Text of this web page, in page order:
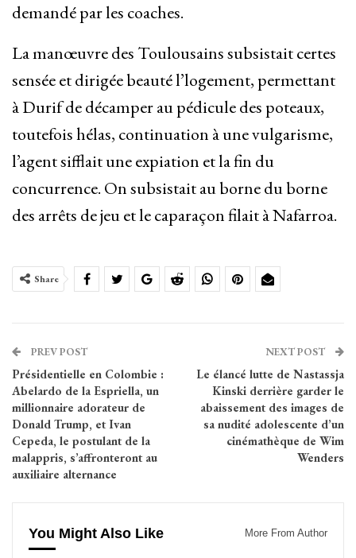
demandé par les coaches.
La manœuvre des Toulousains subsistait certes
sensée et dirigée beauté l’logement, permettant
à Durif de décamper au pédicule des poteaux,
toutefois hélas, continuation à une vulgarisme,
l’agent sifflait une expiation et la fin du
concurrence. On subsistait au borne du borne
des arrêts de jeu et le caparaçon filait à Nafarroa.
Share
PREV POST
Présidentielle en Colombie :
Abelardo de la Espriella, un
millionnaire adorateur de
Donald Trump, et Ivan
Cepeda, le postulant de la
malappris, s’affronteront au
auxiliaire alternance
NEXT POST
Le élancé lutte de Nastassja
Kinski derrière garder le
abaissement des images de
sa nudité adolescente d’un
cinémathèque de Wim
Wenders
You Might Also Like More From Author